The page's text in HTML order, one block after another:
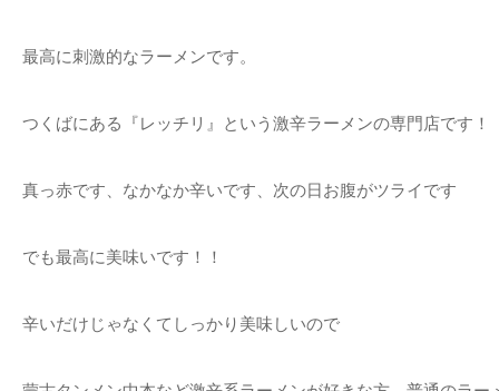
最高に刺激的なラーメンです。
つくばにある『レッチリ』という激辛ラーメンの専門店です！
真っ赤です、なかなか辛いです、次の日お腹がツライです
でも最高に美味いです！！
辛いだけじゃなくてしっかり美味しいので